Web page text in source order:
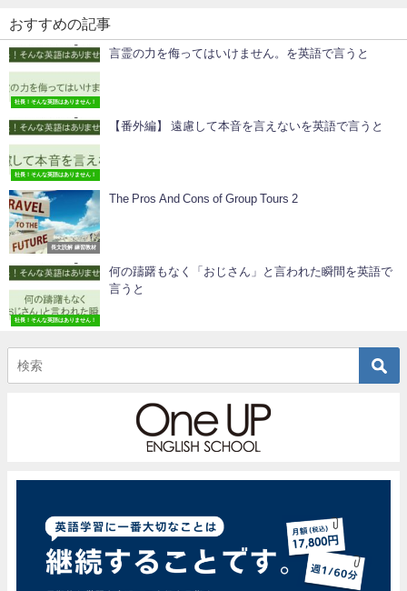
おすすめの記事
社長！そんな英語はありません！
言霊の力を侮ってはいけません。を英語で言うと
社長！そんな英語はありません！
【番外編】 遠慮して本音を言えないを英語で言うと
長文読解 練習教材
The Pros And Cons of Group Tours 2
社長！そんな英語はありません！
何の躊躇もなく「おじさん」と言われた瞬間を英語で
言うと